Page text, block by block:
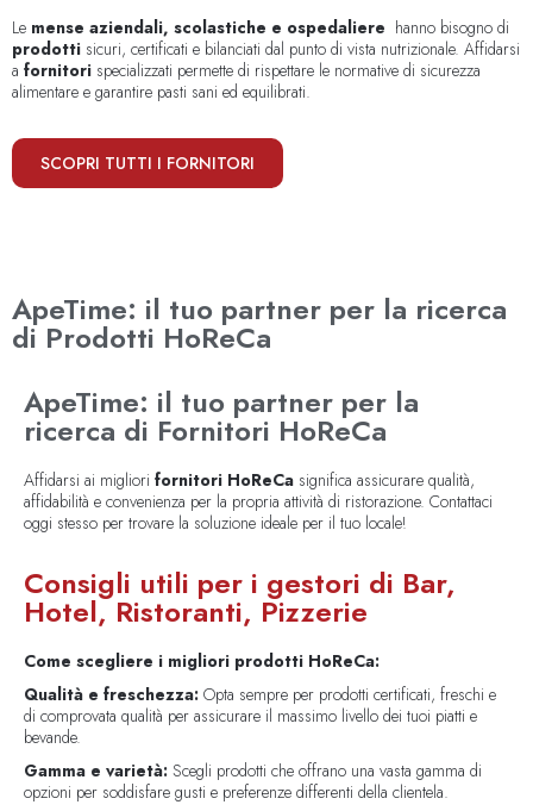
Le mense aziendali, scolastiche e ospedaliere hanno bisogno di
prodotti sicuri, certificati e bilanciati dal punto di vista nutrizionale. Affidarsi
a fornitori specializzati permette di rispettare le normative di sicurezza
alimentare e garantire pasti sani ed equilibrati.
SCOPRI TUTTI I FORNITORI
ApeTime: il tuo partner per la ricerca
di Prodotti HoReCa
ApeTime: il tuo partner per la
ricerca di Fornitori HoReCa
Affidarsi ai migliori fornitori HoReCa significa assicurare qualità,
affidabilità e convenienza per la propria attività di ristorazione. Contattaci
oggi stesso per trovare la soluzione ideale per il tuo locale!
Consigli utili per i gestori di Bar,
Hotel, Ristoranti, Pizzerie
Come scegliere i migliori prodotti HoReCa:
Qualità e freschezza: Opta sempre per prodotti certificati, freschi e
di comprovata qualità per assicurare il massimo livello dei tuoi piatti e
bevande.
Gamma e varietà: Scegli prodotti che offrano una vasta gamma di
opzioni per soddisfare gusti e preferenze differenti della clientela.